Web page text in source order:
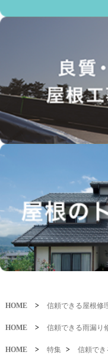
HOME > 信頼できる屋根修
HOME > 信頼できる雨漏り
HOME > 特集 > 信頼でき